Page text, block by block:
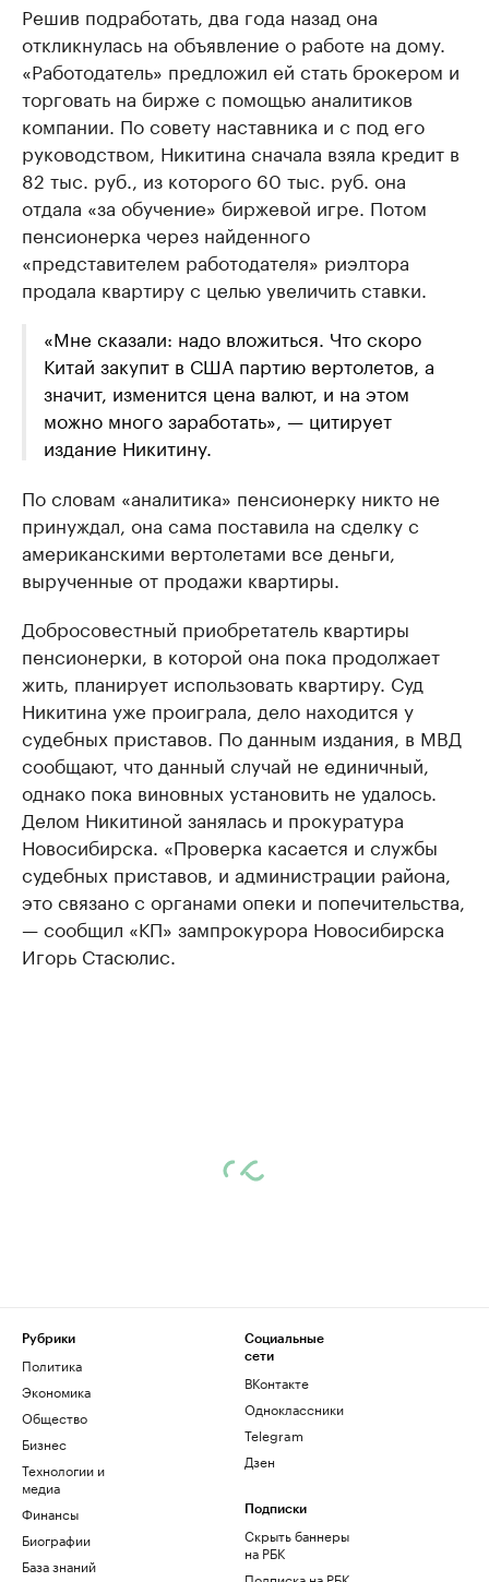
Решив подработать, два года назад она
откликнулась на объявление о работе на дому.
«Работодатель» предложил ей стать брокером и
торговать на бирже с помощью аналитиков
компании. По совету наставника и с под его
руководством, Никитина сначала взяла кредит в
82 тыс. руб., из которого 60 тыс. руб. она
отдала «за обучение» биржевой игре. Потом
пенсионерка через найденного
«представителем работодателя» риэлтора
продала квартиру с целью увеличить ставки.
«Мне сказали: надо вложиться. Что скоро
Китай закупит в США партию вертолетов, а
значит, изменится цена валют, и на этом
можно много заработать», — цитирует
издание Никитину.
По словам «аналитика» пенсионерку никто не
принуждал, она сама поставила на сделку с
американскими вертолетами все деньги,
вырученные от продажи квартиры.
Добросовестный приобретатель квартиры
пенсионерки, в которой она пока продолжает
жить, планирует использовать квартиру. Суд
Никитина уже проиграла, дело находится у
судебных приставов. По данным издания, в МВД
сообщают, что данный случай не единичный,
однако пока виновных установить не удалось.
Делом Никитиной занялась и прокуратура
Новосибирска. «Проверка касается и службы
судебных приставов, и администрации района,
это связано с органами опеки и попечительства,
— сообщил «КП» зампрокурора Новосибирска
Игорь Стасюлис.
Рубрики
Политика
Экономика
Общество
Бизнес
Технологии и
медиа
Финансы
Биографии
База знаний
Социальные
сети
ВКонтакте
Одноклассники
Telegram
Дзен
Подписки
Скрыть баннеры
на РБК